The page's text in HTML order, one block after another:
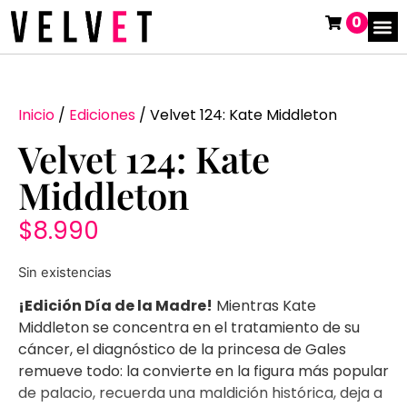
0
Inicio / Ediciones / Velvet 124: Kate Middleton
Velvet 124: Kate
Middleton
$8.990
Sin existencias
¡Edición Día de la Madre! Mientras Kate
Middleton se concentra en el tratamiento de su
cáncer, el diagnóstico de la princesa de Gales
remueve todo: la convierte en la figura más popular
de palacio, recuerda una maldición histórica, deja a